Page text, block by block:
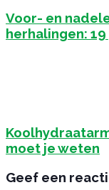
Voor- en
herhalingen:
moet je weten
Geef een